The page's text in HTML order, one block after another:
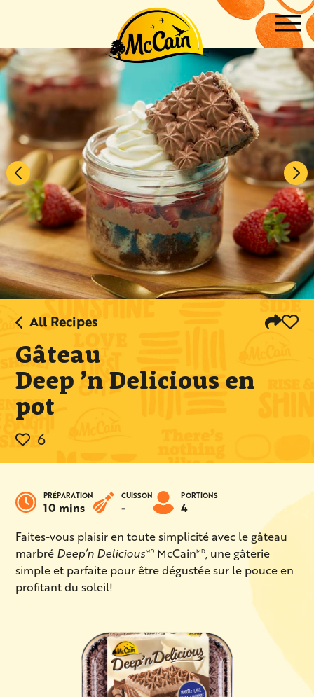
submenu for "Produits"
submenu for "Recettes"
All Recipes
Gâteau
Deep ’n Delicious en
pot
6
PRÉPARATION
10 mins
CUISSON
-
PORTIONS
4
Faites-vous plaisir en toute simplicité avec le gâteau
marbré Deep’n DeliciousMD McCainMD, une gâterie
simple et parfaite pour être dégustée sur le pouce en
profitant du soleil!